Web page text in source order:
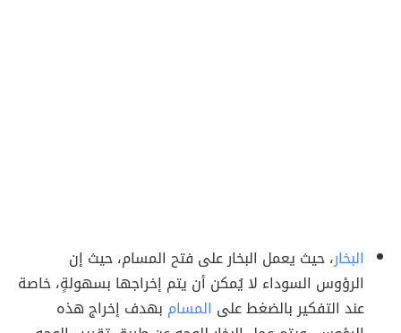
البخار، حيث يعمل البخار على فتح المسام، حيث إن
الرؤوس السوداء لا يُمكن أن يتم إخراجها بسهولةٍ، خاصة
عند التفكير بالضغط على المسام بهدف إخراج هذه